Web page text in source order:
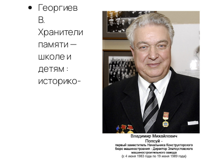
Георгиев
В.
Хранители
памяти —
школе и
детям :
историко-